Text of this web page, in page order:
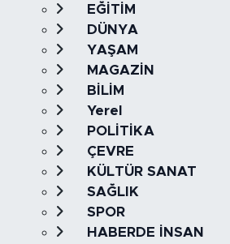
EĞİTİM
DÜNYA
YAŞAM
MAGAZİN
BİLİM
Yerel
POLİTİKA
ÇEVRE
KÜLTÜR SANAT
SAĞLIK
SPOR
HABERDE İNSAN